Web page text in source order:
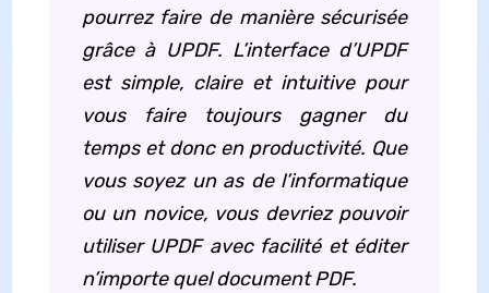
pourrez faire de manière sécurisée
grâce à UPDF. L’interface d’UPDF
est simple, claire et intuitive pour
vous faire toujours gagner du
temps et donc en productivité. Que
vous soyez un as de l’informatique
ou un novice, vous devriez pouvoir
utiliser UPDF avec facilité et éditer
n’importe quel document PDF.